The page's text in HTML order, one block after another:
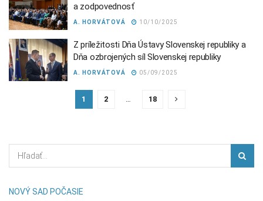
a zodpovednosť
A. HORVÁTOVÁ 10/10/2025
Z príležitosti Dňa Ústavy Slovenskej republiky a
Dňa ozbrojených síl Slovenskej republiky
A. HORVÁTOVÁ 05/09/2025
1 2 18
NOVÝ SAD POČASIE